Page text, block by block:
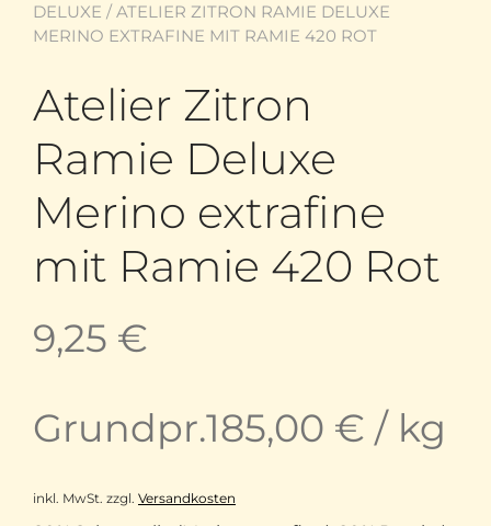
DELUXE / ATELIER ZITRON RAMIE DELUXE
MERINO EXTRAFINE MIT RAMIE 420 ROT
Atelier Zitron
Ramie Deluxe
Merino extrafine
mit Ramie 420 Rot
9,25 €
Grundpr.185,00 € / kg
inkl. MwSt. zzgl. Versandkosten